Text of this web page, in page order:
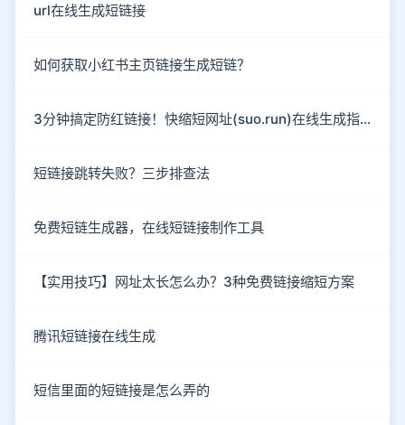
url在线生成短链接
如何获取小红书主页链接生成短链？
3分钟搞定防红链接！快缩短网址(suo.run)在线生成指南
短链接跳转失败？三步排查法
免费短链生成器，在线短链接制作工具
【实用技巧】网址太长怎么办？3种免费链接缩短方案
腾讯短链接在线生成
短信里面的短链接是怎么弄的